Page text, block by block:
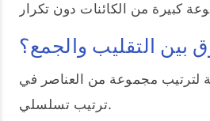
بين التقليب والجمع؟
لترتيب مجموعة من العناصر في
ترتيب تسلسلي.